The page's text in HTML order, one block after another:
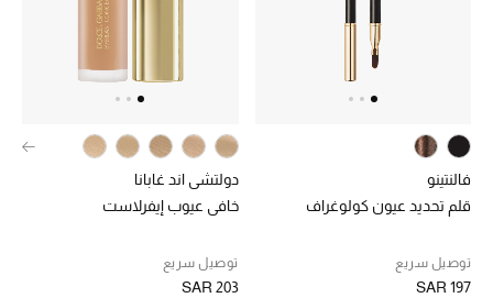
جميع الحقائب النسائية
جميع الإكسسورات النسائية
موضة نسائية
تسوقوا للنساء
فالنتينو
قلم تحديد عيون كولوغراف
توصيل سريع
SAR 197
دولتشي اند غابانا
خافي عيوب إيفرلاست
توصيل سريع
SAR 203